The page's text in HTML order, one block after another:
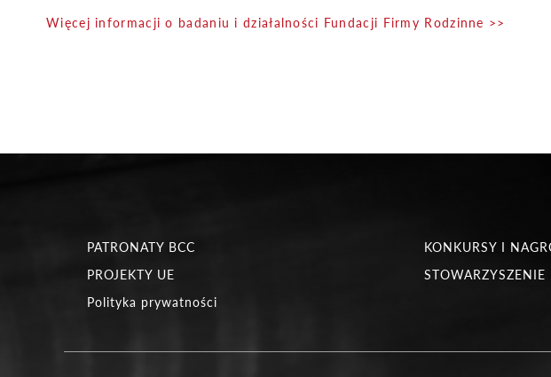
Więcej informacji o badaniu i działalności Fundacji Firmy Rodzinne >>
PATRONATY BCC KONKURSY I
PROJEKTY UE
STOWARZYSZENIE
Polityka prywatności